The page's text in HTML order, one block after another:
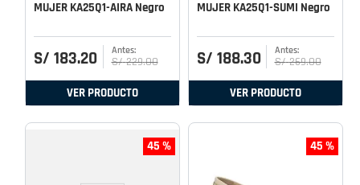
MUJER KA25Q1-AIRA Negro
S/ 183.20 S/ 229.00
VER PRODUCTO
MUJER KA25Q1-SUMI Negro
S/ 188.30 S/ 269.00
VER PRODUCTO
45 % 45 %